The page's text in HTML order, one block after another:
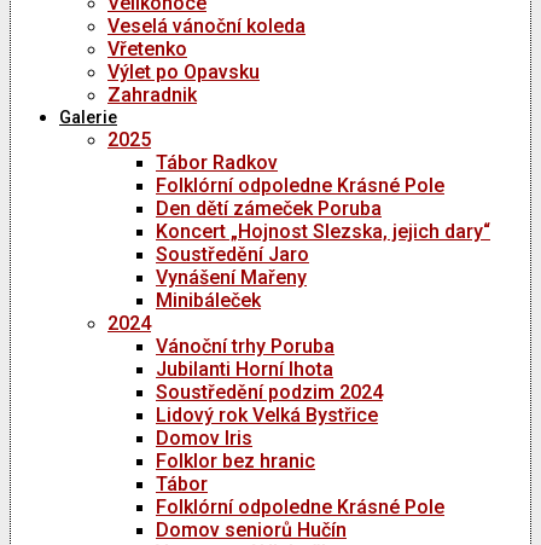
Veselá vánoční koleda
Vřetenko
Výlet po Opavsku
Zahradnik
Galerie
2025
Tábor Radkov
Folklórní odpoledne Krásné Pole
Den dětí zámeček Poruba
Koncert „Hojnost Slezska, jejich dary“
Soustředění Jaro
Vynášení Mařeny
Minibáleček
2024
Vánoční trhy Poruba
Jubilanti Horní lhota
Soustředění podzim 2024
Lidový rok Velká Bystřice
Domov Iris
Folklor bez hranic
Tábor
Folklórní odpoledne Krásné Pole
Domov seniorů Hučín